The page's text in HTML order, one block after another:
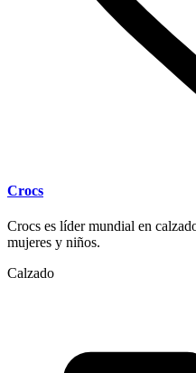
Crocs
Crocs es líder mundial en
mujeres y niños.
Calzado